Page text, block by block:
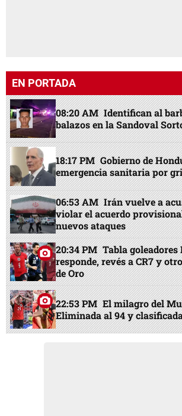
EN PORTADA
08:20 AM Identifican al
balazos en la Sandoval
18:17 PM Gobierno de
emergencia sanitaria por
06:53 AM Irán vuelve a
violar el acuerdo
nuevos ataques
20:34 PM Tabla
responde, revés a CR7 y
de Oro
22:53 PM El milagro del
Eliminada al 94 y